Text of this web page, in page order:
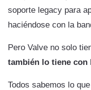
soporte legacy para
haciéndose con la
Pero Valve no solo
también lo tiene con
Todos sabemos lo